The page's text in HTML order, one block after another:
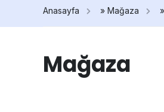
Anasayfa » Mağaza »
Mağaza